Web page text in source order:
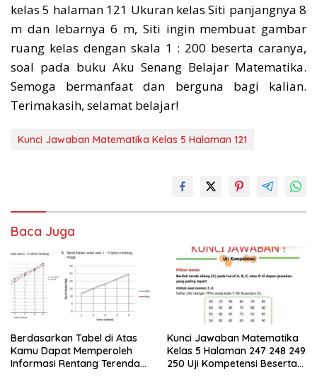
kelas 5 halaman 121 Ukuran kelas Siti panjangnya 8
m dan lebarnya 6 m, Siti ingin membuat gambar
ruang kelas dengan skala 1 : 200 beserta caranya,
soal pada buku Aku Senang Belajar Matematika.
Semoga bermanfaat dan berguna bagi kalian.
Terimakasih, selamat belajar!
Kunci Jawaban Matematika Kelas 5 Halaman 121
Baca Juga
Berdasarkan Tabel di Atas
Kamu Dapat Memperoleh
Informasi Rentang Terendah
Kunci Jawaban Matematika
Kelas 5 Halaman 247 248 249
250 Uji Kompetensi Beserta